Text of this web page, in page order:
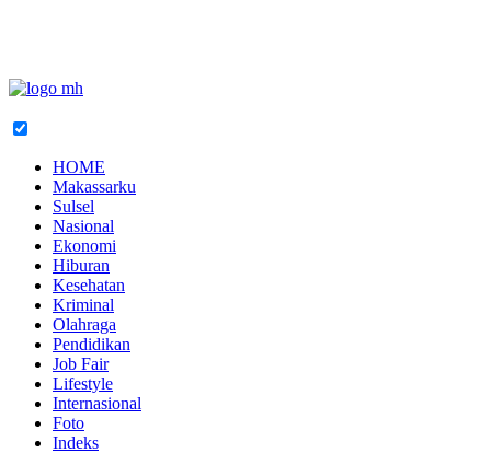
HOME
Makassarku
Sulsel
Nasional
Ekonomi
Hiburan
Kesehatan
Kriminal
Olahraga
Pendidikan
Job Fair
Lifestyle
Internasional
Foto
Indeks